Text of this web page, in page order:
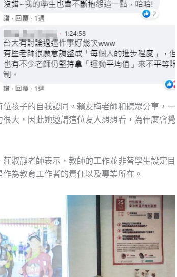
孩子的自我認同。賴友梅老師和聽眾分享，一
大，因此她邀請這位友人想想看，為什麼會覺
淑靜老師表示，教師的工作並非替學生設定目
為教育工作者的責任以及專業所在。